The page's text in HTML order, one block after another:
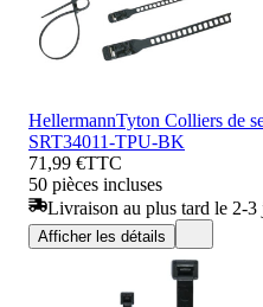
HellermannTyton Colliers de
SRT34011-TPU-BK
71,99 €TTC
50 pièces incluses
Livraison au plus tard le 2-3
Afficher les détails